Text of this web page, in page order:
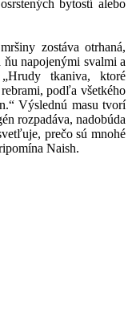
bytostí alebo
zostáva otrhaná,
ňu napojenými svalmi a
tkaniva, ktoré
podľa všetkého
Výslednú masu tvorí
rozpadáva, nadobúda
prečo sú mnohé
Naish.